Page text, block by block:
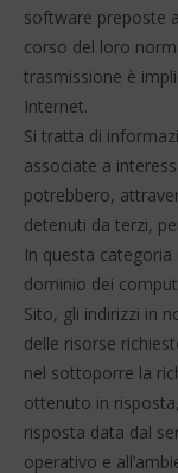
software preposte
corso del loro
trasmissione è
Internet.
Si tratta di
associate a
potrebbero,
detenuti da terzi,
In questa
dominio dei
Sito, gli indirizzi in
delle risorse
nel sottoporre la
ottenuto in
risposta data dal
operativo e